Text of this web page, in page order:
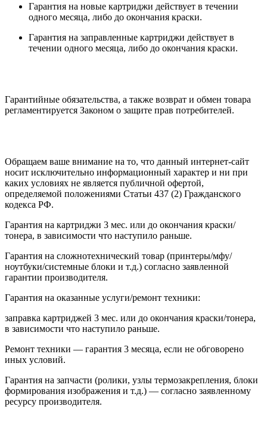
Гарантия на новые картриджи действует в течении
одного месяца, либо до окончания краски.
Гарантия на заправленные картриджи действует в
течении одного месяца, либо до окончания краски.
Гарантийные обязательства, а также возврат и обмен товара
регламентируется Законом о защите прав потребителей.
Обращаем ваше внимание на то, что данный интернет-сайт
носит исключительно информационный характер и ни при
каких условиях не является публичной офертой,
определяемой положениями Статьи 437 (2) Гражданского
кодекса РФ.
Гарантия на картриджи 3 мес. или до окончания краски/
тонера, в зависимости что наступило раньше.
Гарантия на сложнотехнический товар (принтеры/мфу/
ноутбуки/системные блоки и т.д.) согласно заявленной
гарантии производителя.
Гарантия на оказанные услуги/ремонт техники:
заправка картриджей 3 мес. или до окончания краски/тонера,
в зависимости что наступило раньше.
Ремонт техники — гарантия 3 месяца, если не обговорено
иных условий.
Гарантия на запчасти (ролики, узлы термозакрепления, блоки
формирования изображения и т.д.) — согласно заявленному
ресурсу производителя.